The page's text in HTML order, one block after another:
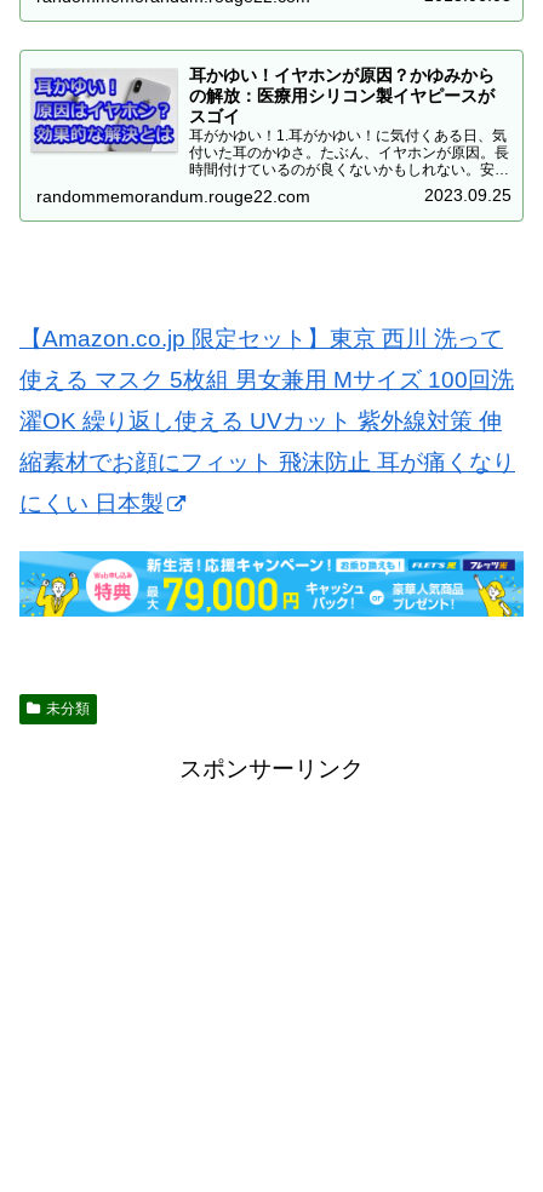
耳かゆい！イヤホンが原因？かゆみから
の解放：医療用シリコン製イヤピースが
スゴイ
耳がかゆい！1.耳がかゆい！に気付くある日、気
付いた耳のかゆさ。たぶん、イヤホンが原因。長
時間付けているのが良くないかもしれない。安い
イヤホンのせいかなと思って、思い切って高いや
つを購入。そう、Air Pods Pro。でも、しばらく
使って...
randommemorandum.rouge22.com 2023.09.25
【Amazon.co.jp 限定セット】東京 西川 洗って
使える マスク 5枚組 男女兼用 Mサイズ 100回洗
濯OK 繰り返し使える UVカット 紫外線対策 伸
縮素材でお顔にフィット 飛沫防止 耳が痛くなり
にくい 日本製
未分類
スポンサーリンク